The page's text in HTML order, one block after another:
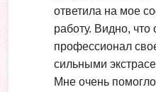
ответила на мое
работу. Видно, что
профессионал
сильными
Мне очень